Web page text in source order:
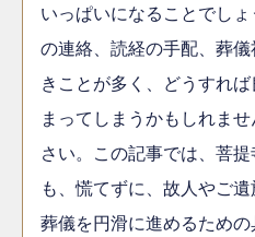
いっぱいになることでし
の連絡、読経の手配、葬
きことが多く、どうすれ
まってしまうかもしれま
さい。この記事では、菩
も、慌てずに、故人やご
葬儀を円滑に進めるため